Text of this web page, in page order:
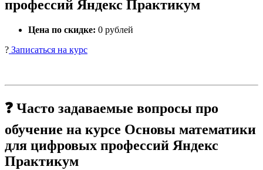
профессий Яндекс Практикум
Цена по скидке: 0 рублей
? Записаться на курс
❓ Часто задаваемые вопросы про
обучение на курсе Основы математики
для цифровых профессий Яндекс
Практикум